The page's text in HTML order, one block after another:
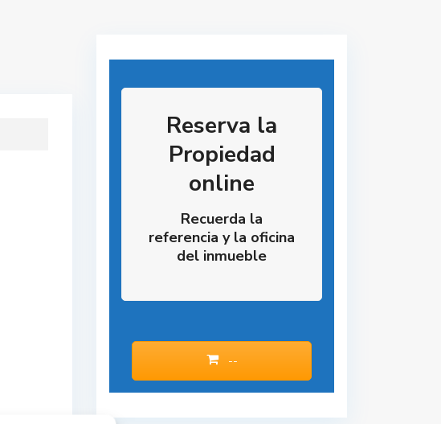
Reserva la
Propiedad
online
Recuerda la
referencia y la oficina
del inmueble
--